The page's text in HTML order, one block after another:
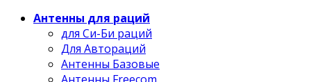
Антенны для раций
для Си-Би раций
Для Автораций
Антенны Базовые